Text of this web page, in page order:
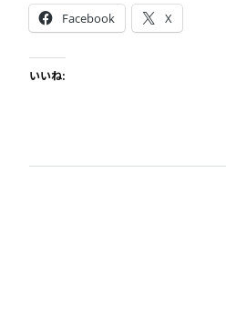
Facebook X
いいね: